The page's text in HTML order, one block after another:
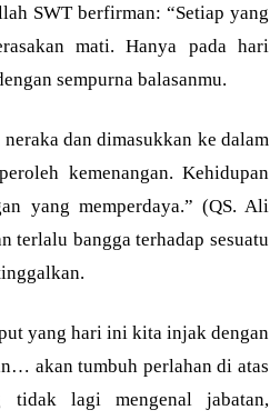
SWT berfirman: “Setiap yang
mati. Hanya pada hari
sempurna balasanmu.
dan dimasukkan ke dalam
kemenangan. Kehidupan
yang memperdaya.” (QS. Ali
terlalu bangga terhadap sesuatu
yang hari ini kita injak dengan
akan tumbuh perlahan di atas
lagi mengenal jabatan,